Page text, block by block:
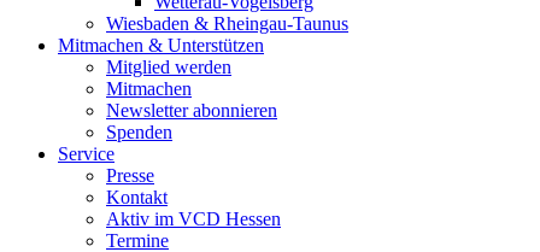
Wiesbaden & Rheingau-Taunus
Mitmachen & Unterstützen
Mitglied werden
Mitmachen
Newsletter abonnieren
Spenden
Service
Presse
Kontakt
Aktiv im VCD Hessen
Termine